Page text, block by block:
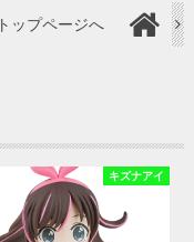
トップページへ
キズナアイ